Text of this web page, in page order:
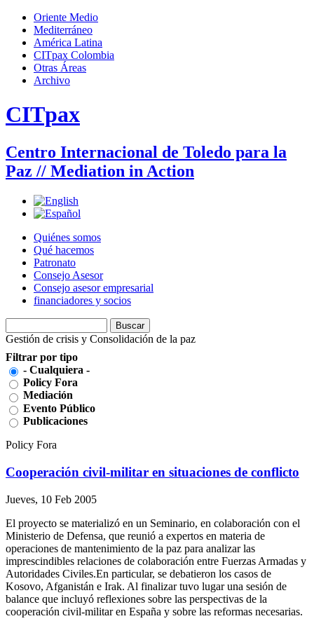
Jump to navigation
Menú principal
Oriente Medio
Mediterráneo
América Latina
CITpax Colombia
Otras Áreas
Archivo
CITpax
Centro Internacional de Toledo para la
Paz // Mediation in Action
Quiénes somos
Qué hacemos
Patronato
Consejo Asesor
Consejo asesor empresarial
financiadores y socios
Formulario de búsqueda
Gestión de crisis y Consolidación de la paz
Filtrar por tipo
- Cualquiera -
Policy Fora
Mediación
Evento Público
Publicaciones
Policy Fora
Cooperación civil-militar en situaciones de conflicto
Jueves, 10 Feb 2005
El proyecto se materializó en un Seminario, en colaboración con el
Ministerio de Defensa, que reunió a expertos en materia de
operaciones de mantenimiento de la paz para analizar las
imprescindibles relaciones de colaboración entre Fuerzas Armadas y
Autoridades Civiles.En particular, se debatieron los casos de
Kosovo, Afganistán e Irak. Al finalizar tuvo lugar una sesión de
balance que incluyó reflexiones sobre las perspectivas de la
cooperación civil-militar en España y sobre las reformas necesarias.